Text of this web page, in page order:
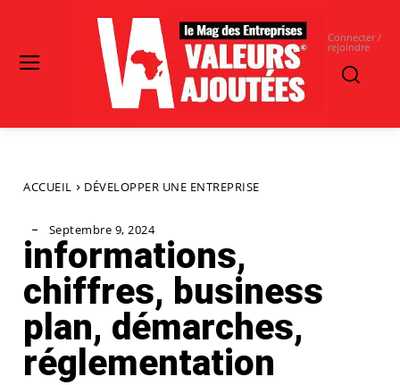
Connecter /
rejoindre
ACCUEIL DÉVELOPPER UNE ENTREPRISE
Septembre 9, 2024
informations,
chiffres, business
plan, démarches,
réglementation